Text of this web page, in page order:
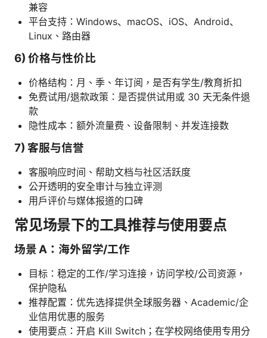
兼容
平台支持：Windows、macOS、iOS、Android、
Linux、路由器
6) 价格与性价比
价格结构：月、季、年订阅，是否有学生/教育折扣
免费试用/退款政策：是否提供试用或 30 天无条件退
款
隐性成本：额外流量费、设备限制、并发连接数
7) 客服与信誉
客服响应时间、帮助文档与社区活跃度
公开透明的安全审计与独立评测
用户评价与媒体报道的口碑
常见场景下的工具推荐与使用要点
场景 A：海外留学/工作
目标：稳定的工作/学习连接，访问学校/公司资源，
保护隐私
推荐配置：优先选择提供全球服务器、Academic/企
业信用优惠的服务
使用要点：开启 Kill Switch；在学校网络使用专用分